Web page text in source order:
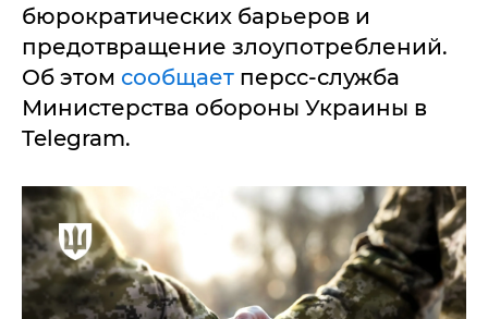
бюрократических барьеров и
предотвращение злоупотреблений.
Об этом сообщает персс-служба
Министерства обороны Украины в
Telegram.